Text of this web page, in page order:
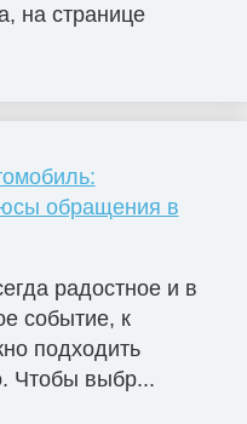
на странице
обращения в
радостное и в
событие, к
подходить
Чтобы выбр...